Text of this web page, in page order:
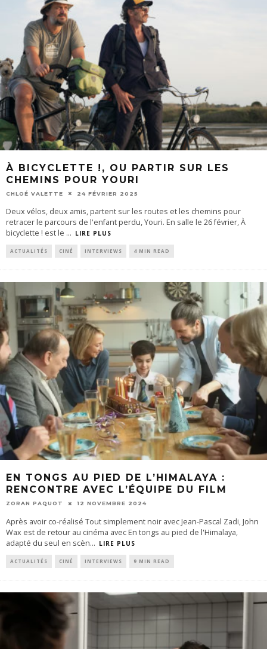
À BICYCLETTE !, OU PARTIR SUR LES
CHEMINS POUR YOURI
CHLOÉ VALETTE 24 FÉVRIER 2025
Deux vélos, deux amis, partent sur les routes et les chemins pour
retracer le parcours de l'enfant perdu, Youri. En salle le 26 février, À
bicyclette ! est le ... LIRE PLUS
ACTUALITÉS CINÉ INTERVIEWS 4 MIN READ
EN TONGS AU PIED DE L’HIMALAYA :
RENCONTRE AVEC L’ÉQUIPE DU FILM
ZORAN PAQUOT 12 NOVEMBRE 2024
Après avoir co-réalisé Tout simplement noir avec Jean-Pascal Zadi, John
Wax est de retour au cinéma avec En tongs au pied de l'Himalaya,
adapté du seul en scèn... LIRE PLUS
ACTUALITÉS CINÉ INTERVIEWS 9 MIN READ